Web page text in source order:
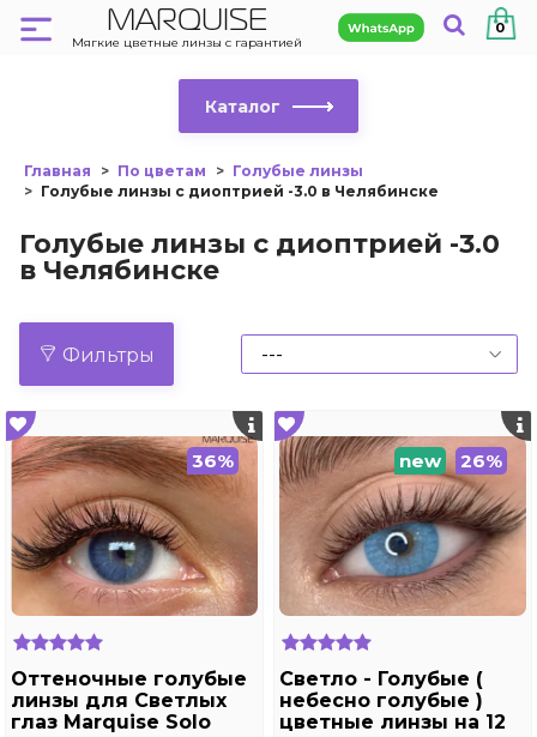
MARQUISE
Мягкие цветные линзы с гарантией
0
Каталог
Главная По цветам
Голубые линзы
Голубые линзы с диоптрией -3.0 в Челябинске
Голубые линзы с диоптрией -3.0
в Челябинске
Фильтры
36%
Оттеночные голубые
линзы для Светлых
глаз Marquise Solo
new 26%
Светло - Голубые (
небесно голубые )
цветные линзы на 12